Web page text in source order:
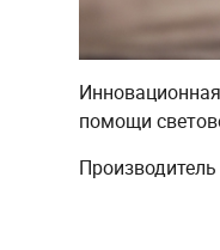
помощи